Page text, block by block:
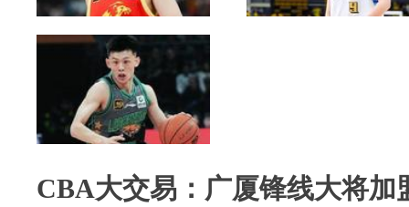
CBA大交易：广厦锋线大将加